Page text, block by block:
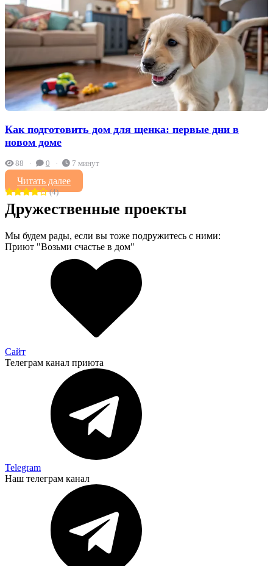
Как подготовить дом для щенка: первые дни в
новом доме
88 0 7 минут
Читать далее
(4)
Дружественные проекты
Мы будем рады, если вы тоже подружитесь с ними:
Приют "Возьми счастье в дом"
Сайт
Телеграм канал приюта
Telegram
Наш телеграм канал